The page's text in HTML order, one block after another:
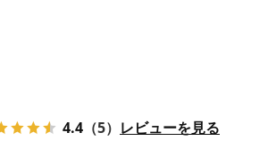
4.4 （5） レビューを見る